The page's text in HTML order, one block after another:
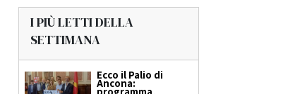
I PIÙ LETTI DELLA
SETTIMANA
Ecco il Palio di
Ancona: